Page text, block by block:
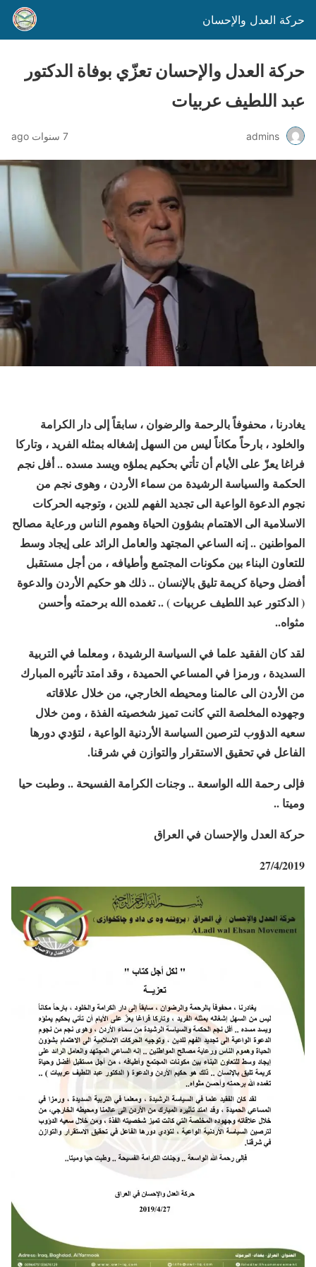
حركة العدل والإحسان
حركة العدل والإحسان تعزّي بوفاة الدكتور
عبد اللطيف عربيات
admins 7 سنوات ago
يغادرنا ، محفوفاً بالرحمة والرضوان ، سابقاً إلى دار الكرامة
والخلود ، بارحاً مكاناً ليس من السهل إشغاله بمثله الفريد ، وتاركا
فراغا يعزّ على الأيام أن تأتي بحكيم يملؤه ويسد مسده .. أفل نجم
الحكمة والسياسة الرشيدة من سماء الأردن ، وهوى نجم من
نجوم الدعوة الواعية الى تجديد الفهم للدين ، وتوجيه الحركات
الاسلامية الى الاهتمام بشؤون الحياة وهموم الناس ورعاية مصالح
المواطنين .. إنه الساعي المجتهد والعامل الرائد على إيجاد وسط
للتعاون البناء بين مكونات المجتمع وأطيافه ، من أجل مستقبل
أفضل وحياة كريمة تليق بالإنسان .. ذلك هو حكيم الأردن والدعوة
( الدكتور عبد اللطيف عربيات ) .. تغمده الله برحمته وأحسن
مثواه..
لقد كان الفقيد علما في السياسة الرشيدة ، ومعلما في التربية
السديدة ، ورمزا في المساعي الحميدة ، وقد امتد تأثيره المبارك
من الأردن الى عالمنا ومحيطه الخارجي، من خلال علاقاته
وجهوده المخلصة التي كانت تميز شخصيته الفذة ، ومن خلال
سعيه الدؤوب لترصين السياسة الأردنية الواعية ، لتؤدي دورها
الفاعل في تحقيق الاستقرار والتوازن في شرقنا.
فإلى رحمة الله الواسعة .. وجنات الكرامة الفسيحة .. وطبت حيا
وميتا ..
حركة العدل والإحسان في العراق
27/4/2019